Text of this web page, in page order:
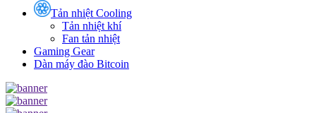
Tản nhiệt Cooling
Tản nhiệt khí
Fan tản nhiệt
Gaming Gear
Dàn máy đào Bitcoin